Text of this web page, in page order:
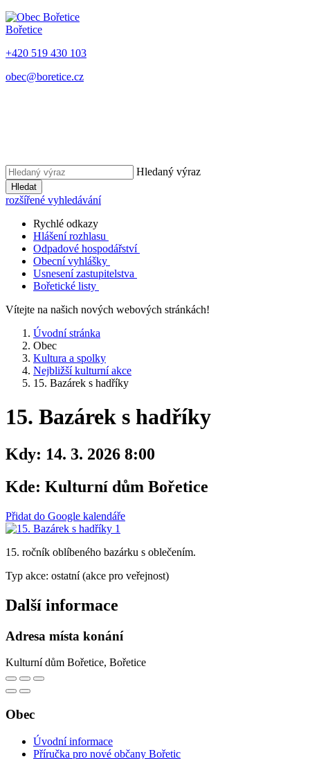
Bořetice
+420 519 430 103
obec@boretice.cz
Hledaný výraz
Hledat
rozšířené vyhledávání
Rychlé odkazy
Hlášení rozhlasu
Odpadové hospodářství
Obecní vyhlášky
Usnesení zastupitelstva
Bořetické listy
Vítejte na našich nových webových stránkách!
Úvodní stránka
Obec
Kultura a spolky
Nejbližší kulturní akce
15. Bazárek s hadříky
15. Bazárek s hadříky
Kdy: 14. 3. 2026 8:00
Kde: Kulturní dům Bořetice
Přidat do Google kalendáře
15. ročník oblíbeného bazárku s oblečením.
Typ akce: ostatní (akce pro veřejnost)
Další informace
Adresa místa konání
Kulturní dům Bořetice, Bořetice
Obec
Úvodní informace
Příručka pro nové občany Bořetic